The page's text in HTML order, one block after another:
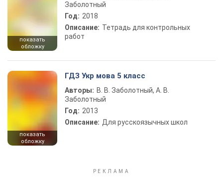
показать
обложку
Заболотный
Год: 2018
Описание: Тетрадь для контрольных
работ
показать
обложку
ГДЗ Укр мова 5 класс
Авторы: В. В. Заболотный, А. В.
Заболотный
Год: 2013
Описание: Для русскоязычных школ